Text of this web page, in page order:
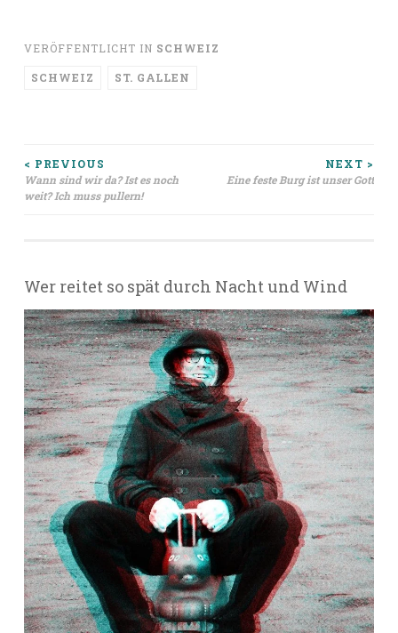
VERÖFFENTLICHT IN SCHWEIZ
SCHWEIZ ST. GALLEN
Beitragsnavigation
< PREVIOUS
Wann sind wir da? Ist es noch
weit? Ich muss pullern!
NEXT >
Eine feste Burg ist unser Gott
Wer reitet so spät durch Nacht und Wind